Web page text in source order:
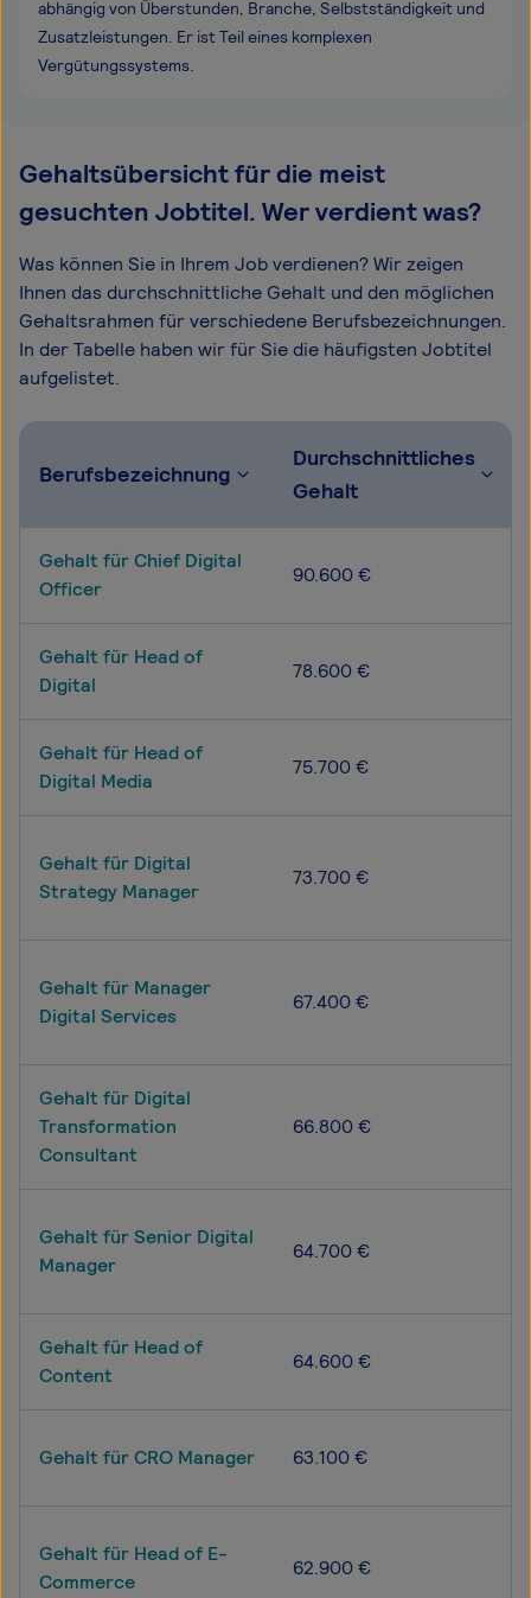
abhängig von Überstunden, Branche, Selbstständigkeit und
Zusatzleistungen. Er ist Teil eines komplexen
Vergütungssystems.
Gehaltsübersicht für die meist
gesuchten Jobtitel. Wer verdient was?
Was können Sie in Ihrem Job verdienen? Wir zeigen
Ihnen das durchschnittliche Gehalt und den möglichen
Gehaltsrahmen für verschiedene Berufsbezeichnungen.
In der Tabelle haben wir für Sie die häufigsten Jobtitel
aufgelistet.
Berufsbezeichnung
Durchschnittliches
Gehalt
Gehalt für Chief Digital
Officer
90.600 €
Gehalt für Head of
Digital
78.600 €
Gehalt für Head of
Digital Media
75.700 €
Gehalt für Digital
Strategy Manager
73.700 €
Gehalt für Manager
Digital Services
67.400 €
Gehalt für Digital
Transformation
Consultant
66.800 €
Gehalt für Senior Digital
Manager
64.700 €
Gehalt für Head of
Content
64.600 €
Gehalt für CRO Manager 63.100 €
Gehalt für Head of E-
Commerce
62.900 €